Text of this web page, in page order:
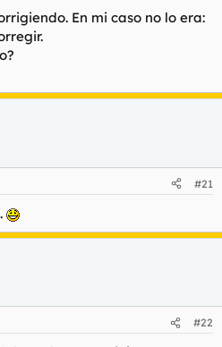
para expandir...
:pla :pla :pla
En mi caso no lo era:
#21
#22